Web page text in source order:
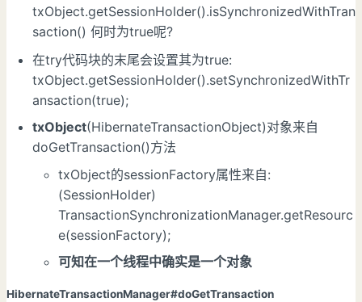
txObject.getSessionHolder().isSynchronizedWithTran
saction() 何时为true呢?
在try代码块的末尾会设置其为true:
txObject.getSessionHolder().setSynchronizedWithTr
ansaction(true);
txObject(HibernateTransactionObject)对象来自
doGetTransaction()方法
txObject的sessionFactory属性来自:
(SessionHolder)
TransactionSynchronizationManager.getResourc
e(sessionFactory);
可知在一个线程中确实是一个对象
HibernateTransactionManager#doGetTransaction